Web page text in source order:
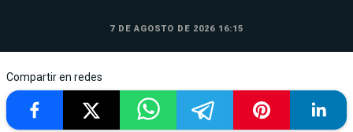
7 DE AGOSTO DE 2026 16:15
Compartir en redes